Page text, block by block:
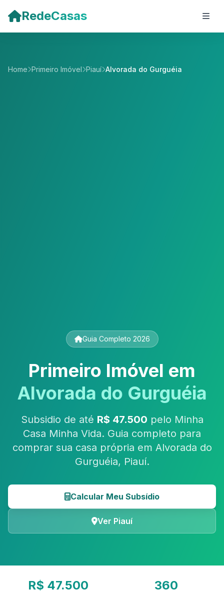
RedeCasas
Home Primeiro Imóvel Piauí Alvorada do Gurguéia
Guia Completo 2026
Primeiro Imóvel em
Alvorada do Gurguéia
Subsidio de até R$ 47.500 pelo Minha
Casa Minha Vida. Guia completo para
comprar sua casa própria em Alvorada do
Gurguéia, Piauí.
Calcular Meu Subsídio
Ver Piauí
R$ 47.500 360